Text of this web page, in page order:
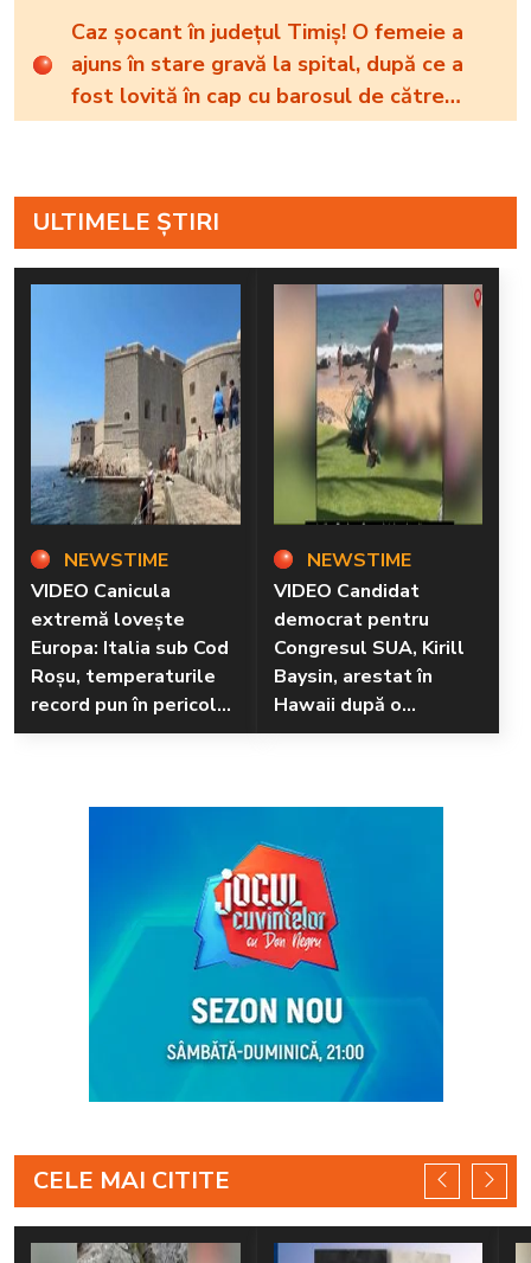
Caz șocant în județul Timiș! O femeie a
ajuns în stare gravă la spital, după ce a
fost lovită în cap cu barosul de către
concubinul ei
ULTIMELE ȘTIRI
NEWSTIME
VIDEO Canicula
extremă lovește
Europa: Italia sub Cod
Roșu, temperaturile
record pun în pericol
sănătatea și mediul
NEWSTIME
VIDEO Candidat
democrat pentru
Congresul SUA, Kirill
Baysin, arestat în
Hawaii după o
altercație violentă pe
CELE MAI CITITE